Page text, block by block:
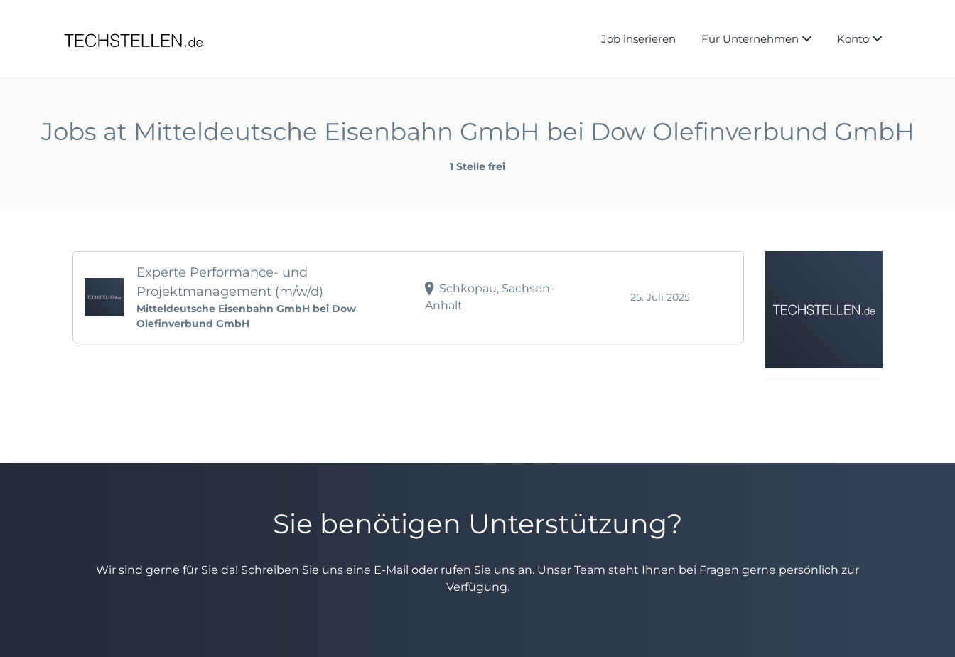
Job inserieren Für Unternehmen Konto
Jobs at Mitteldeutsche Eisenbahn GmbH bei Dow Olefinverbund GmbH
1 Stelle frei
Experte Performance- und
Projektmanagement (m/w/d)
Mitteldeutsche Eisenbahn GmbH bei Dow
Olefinverbund GmbH
Schkopau, Sachsen-
Anhalt
25. Juli 2025
Sie benötigen Unterstützung?
Wir sind gerne für Sie da! Schreiben Sie uns eine E-Mail oder rufen Sie uns an. Unser Team steht Ihnen bei Fragen gerne persönlich zur
Verfügung.